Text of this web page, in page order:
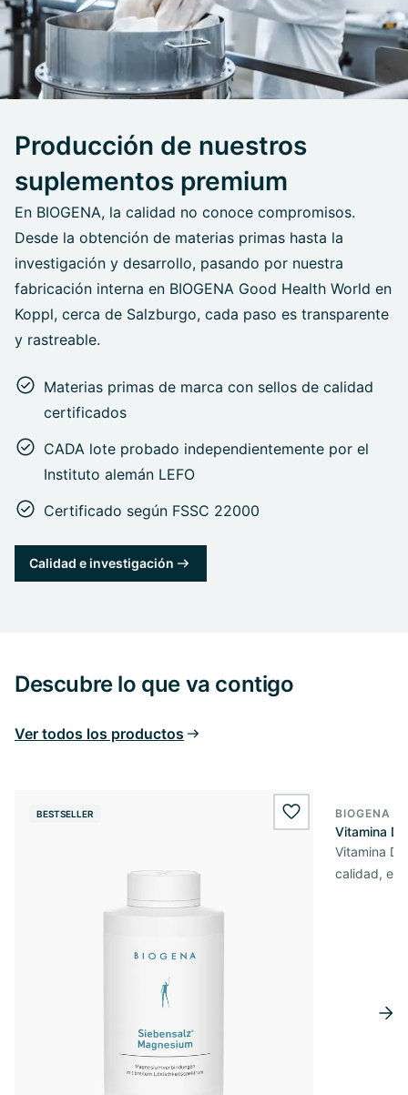
Producción de nuestros
suplementos premium
En BIOGENA, la calidad no conoce compromisos.
Desde la obtención de materias primas hasta la
investigación y desarrollo, pasando por nuestra
fabricación interna en BIOGENA Good Health World en
Koppl, cerca de Salzburgo, cada paso es transparente
y rastreable.
Materias primas de marca con sellos de calidad
certificados
CADA lote probado independientemente por el
Instituto alemán LEFO
Certificado según FSSC 22000
Calidad e investigación
Descubre lo que va contigo
Ver todos los productos
BESTSELLER wishlist.add
BIOGENA
Vitamina
Vitamina
calidad, en